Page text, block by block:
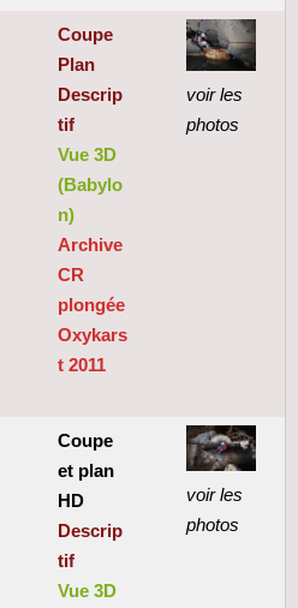
Coupe
Plan
Descrip
tif
Vue 3D
(Babylo
n)
Archive
CR
plongée
Oxykars
t 2011
voir les
photos
Coupe
et plan
HD
Descrip
tif
Vue 3D
voir les
photos